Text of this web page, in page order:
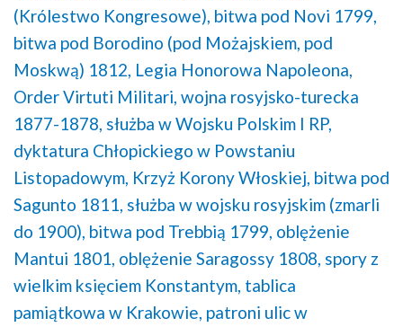
(Królestwo Kongresowe), bitwa pod Novi 1799,
bitwa pod Borodino (pod Możajskiem, pod
Moskwą) 1812, Legia Honorowa Napoleona,
Order Virtuti Militari, wojna rosyjsko-turecka
1877-1878, służba w Wojsku Polskim I RP,
dyktatura Chłopickiego w Powstaniu
Listopadowym, Krzyż Korony Włoskiej, bitwa pod
Sagunto 1811, służba w wojsku rosyjskim (zmarli
do 1900), bitwa pod Trebbią 1799, oblężenie
Mantui 1801, oblężenie Saragossy 1808, spory z
wielkim księciem Konstantym, tablica
pamiątkowa w Krakowie, patroni ulic w